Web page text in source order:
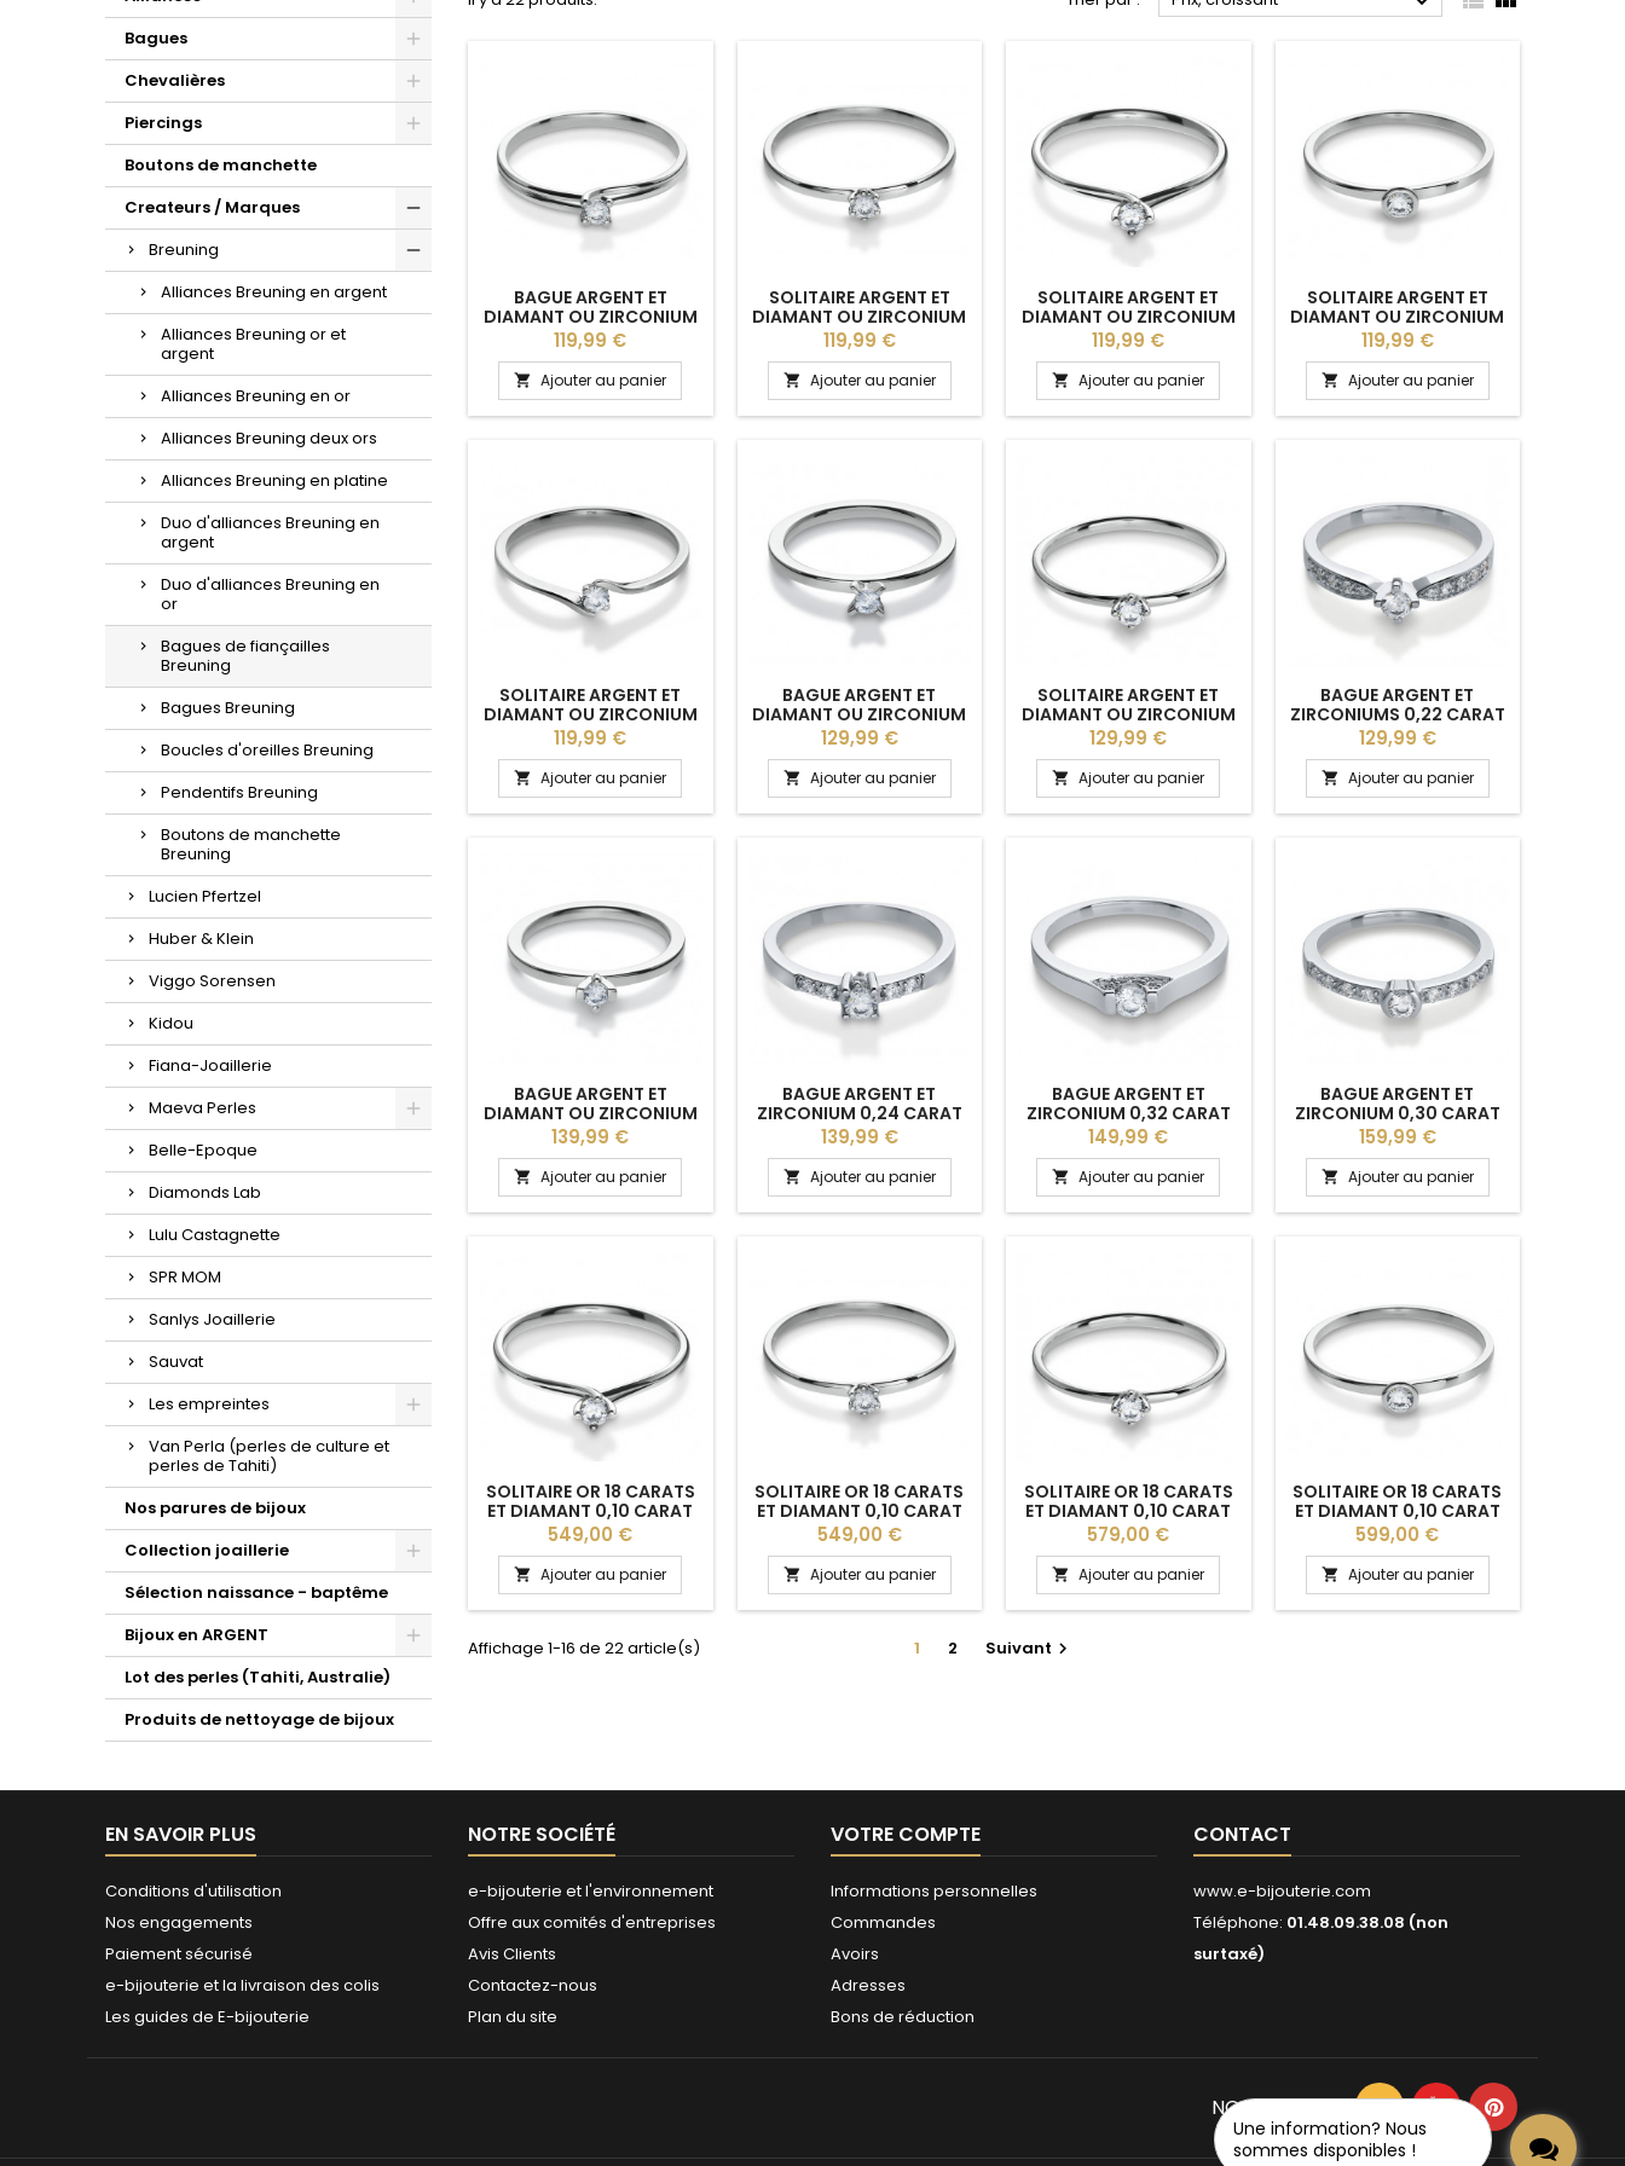
Une information? Nous
sommes disponibles !
d'oreilles or et zirconium.
la sublime maille gourmette.
croix à porter au quotidien.
Bagues
Chevalières
Piercings
Boutons de manchette
Createurs / Marques
Breuning
Alliances Breuning en argent
Alliances Breuning or et
argent
Alliances Breuning en or
Alliances Breuning deux ors
Alliances Breuning en platine
Duo d'alliances Breuning en
argent
Duo d'alliances Breuning en
or
Bagues de fiançailles
Breuning
Bagues Breuning
Boucles d'oreilles Breuning
Pendentifs Breuning
Boutons de manchette
Breuning
Lucien Pfertzel
Huber & Klein
Viggo Sorensen
Kidou
Fiana-Joaillerie
Maeva Perles
Belle-Epoque
Diamonds Lab
Lulu Castagnette
SPR MOM
Sanlys Joaillerie
Sauvat
Les empreintes
Van Perla (perles de culture et
perles de Tahiti)
Nos parures de bijoux
Collection joaillerie
Sélection naissance - baptême
Bijoux en ARGENT
Lot des perles (Tahiti, Australie)
Produits de nettoyage de bijoux
BAGUE ARGENT ET
DIAMANT OU ZIRCONIUM
"ORNELLY" BREUNING
Prix
119,99 €
 Ajouter au panier
SOLITAIRE ARGENT ET
DIAMANT OU ZIRCONIUM
"CLOTILDE" BREUNING
Prix
119,99 €
 Ajouter au panier
SOLITAIRE ARGENT ET
DIAMANT OU ZIRCONIUM
"JASMINE" BREUNING
Prix
119,99 €
 Ajouter au panier
SOLITAIRE ARGENT ET
DIAMANT OU ZIRCONIUM
"TALIANNE" BREUNING
Prix
119,99 €
 Ajouter au panier
SOLITAIRE ARGENT ET
DIAMANT OU ZIRCONIUM
"JENNY" BREUNING
Prix
119,99 €
 Ajouter au panier
BAGUE ARGENT ET
DIAMANT OU ZIRCONIUM
"BRISÉIS" BREUNING
Prix
129,99 €
 Ajouter au panier
SOLITAIRE ARGENT ET
DIAMANT OU ZIRCONIUM
"MIKKY" BREUNING
Prix
129,99 €
 Ajouter au panier
BAGUE ARGENT ET
ZIRCONIUMS 0,22 CARAT
"ELISIANNE" BREUNING
Prix
129,99 €
 Ajouter au panier
BAGUE ARGENT ET
DIAMANT OU ZIRCONIUM
"PAULINA" BREUNING
Prix
139,99 €
 Ajouter au panier
BAGUE ARGENT ET
ZIRCONIUM 0,24 CARAT
"LYDIA" BREUNING
Prix
139,99 €
 Ajouter au panier
BAGUE ARGENT ET
ZIRCONIUM 0,32 CARAT
"SOUELINE" BREUNING
Prix
149,99 €
 Ajouter au panier
BAGUE ARGENT ET
ZIRCONIUM 0,30 CARAT
"JOALLIA" BREUNING
Prix
159,99 €
 Ajouter au panier
SOLITAIRE OR 18 CARATS
ET DIAMANT 0,10 CARAT
"ORELIANE" BREUNING
Prix
549,00 €
 Ajouter au panier
SOLITAIRE OR 18 CARATS
ET DIAMANT 0,10 CARAT
"MAELISSE" BREUNING
Prix
549,00 €
 Ajouter au panier
SOLITAIRE OR 18 CARATS
ET DIAMANT 0,10 CARAT
"ORELINE" BREUNING
Prix
579,00 €
 Ajouter au panier
SOLITAIRE OR 18 CARATS
ET DIAMANT 0,10 CARAT
SERTI CLOS "MAELLA"
BREUNING
Prix
599,00 €
 Ajouter au panier
Affichage 1-16 de 22 article(s) 1 2 Suivant 
EN SAVOIR PLUS
Conditions d'utilisation
Nos engagements
Paiement sécurisé
e-bijouterie et la livraison des colis
Les guides de E-bijouterie
NOTRE SOCIÉTÉ
e-bijouterie et l'environnement
Offre aux comités d'entreprises
Avis Clients
Contactez-nous
Plan du site
VOTRE COMPTE
Informations personnelles
Commandes
Avoirs
Adresses
Bons de réduction
CONTACT
www.e-bijouterie.com
Téléphone: 01.48.09.38.08 (non
surtaxé)
NOUS SUIVRE